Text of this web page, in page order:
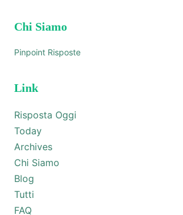
Chi Siamo
Pinpoint Risposte
Link
Risposta Oggi
Today
Archives
Chi Siamo
Blog
Tutti
FAQ